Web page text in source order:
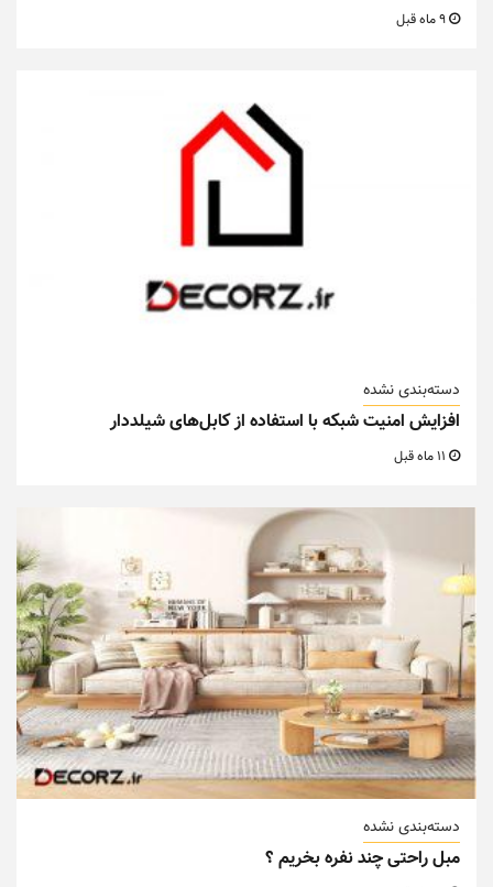
دسته‌بندی نشده
افزایش امنیت شبکه با استفاده از کابل‌های شیلددار
دسته‌بندی نشده
مبل راحتی چند نفره بخریم ؟